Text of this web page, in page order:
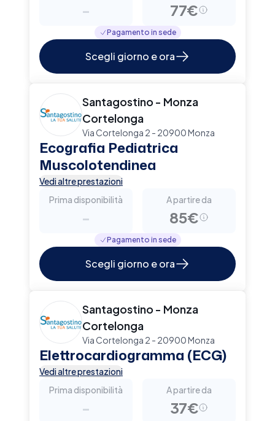
- 77€
Pagamento in sede
Scegli giorno e ora
Santagostino - Monza
Cortelonga
Via Cortelonga 2 - 20900 Monza
Ecografia Pediatrica
Muscolotendinea
Vedi altre prestazioni
Prima disponibilità
-
A partire da
85€
Pagamento in sede
Scegli giorno e ora
Santagostino - Monza
Cortelonga
Via Cortelonga 2 - 20900 Monza
Elettrocardiogramma (ECG)
Vedi altre prestazioni
Prima disponibilità
-
A partire da
37€